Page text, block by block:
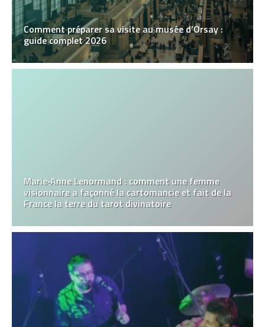
Comment préparer sa visite au musée d’Orsay :
guide complet 2026
Marie‑Anne Lenormand : comment une femme
visionnaire a façonné la cartomancie et fait de la
France la terre du tarot divinatoire